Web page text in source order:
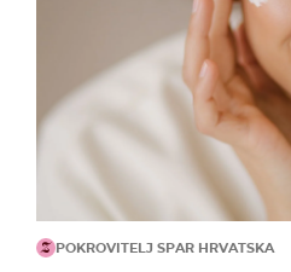
POKROVITELJ SPAR HRVATSKA